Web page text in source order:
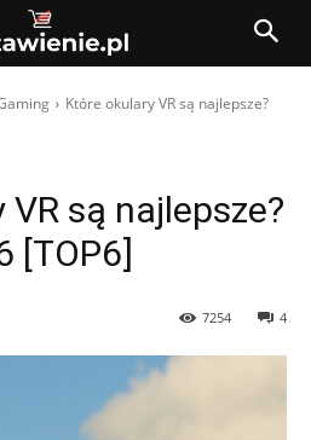
Które okulary VR są najlepsze?
są najlepsze?
[TOP6]
4
7254